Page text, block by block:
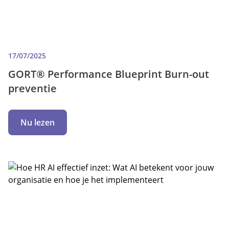
17/07/2025
GORT® Performance Blueprint Burn-out
preventie
Nu lezen